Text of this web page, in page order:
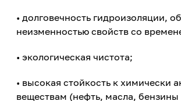
• долговечность гидроизоляции,
неизменностью свойств со
• экологическая чистота;
• высокая стойкость к химически
веществам (нефть, масла, бензины